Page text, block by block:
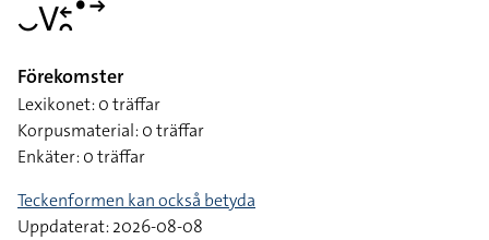
􌤛􌤭􌥓􌥘􌤟􌥣
Förekomster
Lexikonet: 0 träffar
Korpusmaterial: 0 träffar
Enkäter: 0 träffar
Teckenformen kan också betyda
Uppdaterat: 2026-08-08